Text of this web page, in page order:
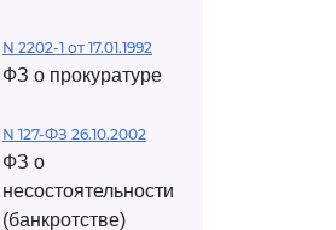
N 2202-1 от 17.01.1992
ФЗ о прокуратуре
N 127-ФЗ 26.10.2002
ФЗ о
несостоятельности
(банкротстве)